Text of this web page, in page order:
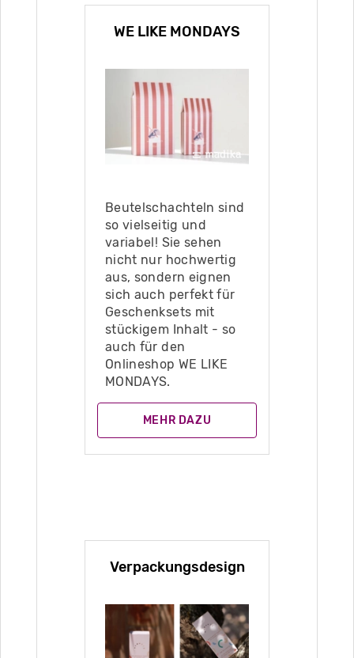
WE LIKE MONDAYS
Beutelschachteln sind
so vielseitig und
variabel! Sie sehen
nicht nur hochwertig
aus, sondern eignen
sich auch perfekt für
Geschenksets mit
stückigem Inhalt - so
auch für den
Onlineshop WE LIKE
MONDAYS.
MEHR DAZU
Verpackungsdesign